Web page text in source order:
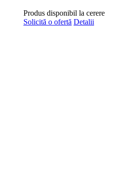
Produs disponibil la cerere
Solicită o ofertă Detalii